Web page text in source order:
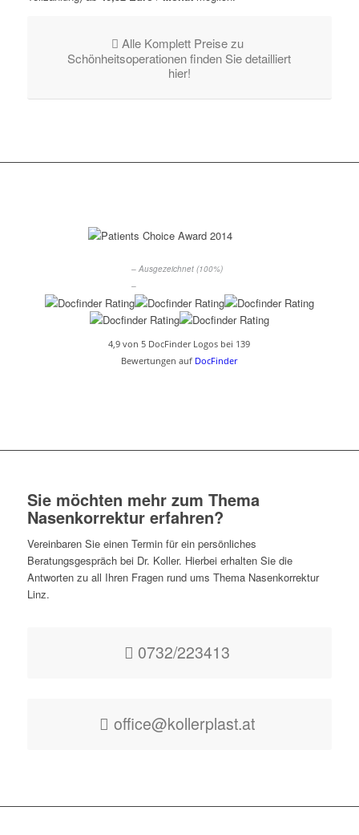
Alle Komplett Preise zu
Schönheitsoperationen finden Sie detailliert
hier!
– Ausgezeichnet (100%)
–
4,9 von 5 DocFinder Logos bei 139
Bewertungen auf DocFinder
Sie möchten mehr zum Thema
Nasenkorrektur erfahren?
Vereinbaren Sie einen Termin für ein persönliches
Beratungsgespräch bei Dr. Koller. Hierbei erhalten Sie die
Antworten zu all Ihren Fragen rund ums Thema Nasenkorrektur
Linz.
0732/223413
office@kollerplast.at